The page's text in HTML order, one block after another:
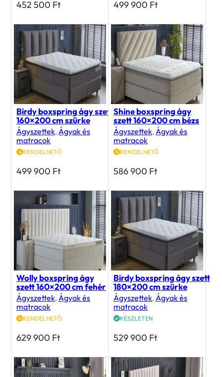
Birdy boxspring ágy szett
160×200 cm szürke
Ágyszettek,Ágyak és
matracok
RENDELHETŐ
499 900
Shine boxspring ágy
szett 160×200 cm bézs
Ágyszettek,Ágyak és
matracok
RENDELHETŐ
586 900
Wolly boxspring ágy
szett 160×200 cm fehér
Ágyszettek,Ágyak és
matracok
RENDELHETŐ
629 900
Birdy boxspring ágy szett
180×200 cm szürke
Ágyszettek,Ágyak és
matracok
KÉSZLETEN
529 900